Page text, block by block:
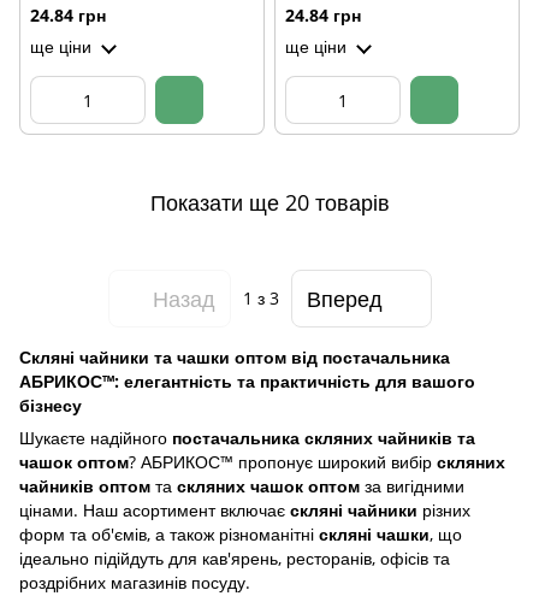
24.84 грн
ще ціни
24.84 грн
ще ціни
Показати ще 20 товарів
Назад 1 з 3 Вперед
Скляні чайники та чашки оптом від постачальника
АБРИКОС™: елегантність та практичність для вашого
бізнесу
Шукаєте надійного постачальника скляних чайників та
чашок оптом? АБРИКОС™ пропонує широкий вибір скляних
чайників оптом та скляних чашок оптом за вигідними
цінами. Наш асортимент включає скляні чайники різних
форм та об'ємів, а також різноманітні скляні чашки, що
ідеально підійдуть для кав'ярень, ресторанів, офісів та
роздрібних магазинів посуду.